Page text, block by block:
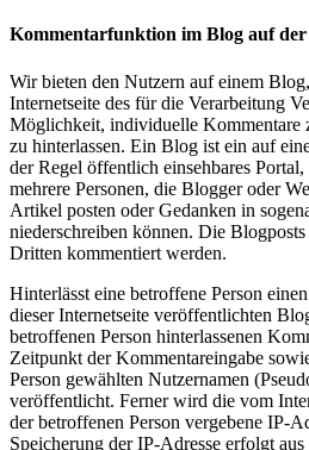
Kommentarfunktion im Blog auf der
Wir bieten den Nutzern auf einem
Internetseite des für die Verarbeitung
Möglichkeit, individuelle Kommentare
zu hinterlassen. Ein Blog ist ein auf
der Regel öffentlich einsehbares
mehrere Personen, die Blogger oder
Artikel posten oder Gedanken in
niederschreiben können. Die
Dritten kommentiert werden.
Hinterlässt eine betroffene Person
dieser Internetseite veröffentlichten
betroffenen Person hinterlassenen
Zeitpunkt der Kommentareingabe
Person gewählten Nutzernamen
veröffentlicht. Ferner wird die vom
der betroffenen Person vergebene IP-
Speicherung der IP-Adresse erfolgt